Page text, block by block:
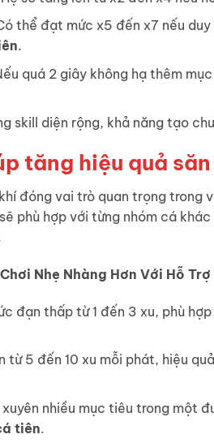
thể đạt mức x5 đến x7 nếu
.
quá 2 giây không hạ thêm
skill diện rộng, khả năng tạo
tăng hiệu quả
đóng vai trò quan trọng trong
phù hợp với từng nhóm cá
Nhẹ Nhàng Hơn Với Hỗ
đạn thấp từ 1 đến 3 xu, phù
từ 5 đến 10 xu mỗi phát, hiệu
xuyên nhiều mục tiêu trong một
tiên.